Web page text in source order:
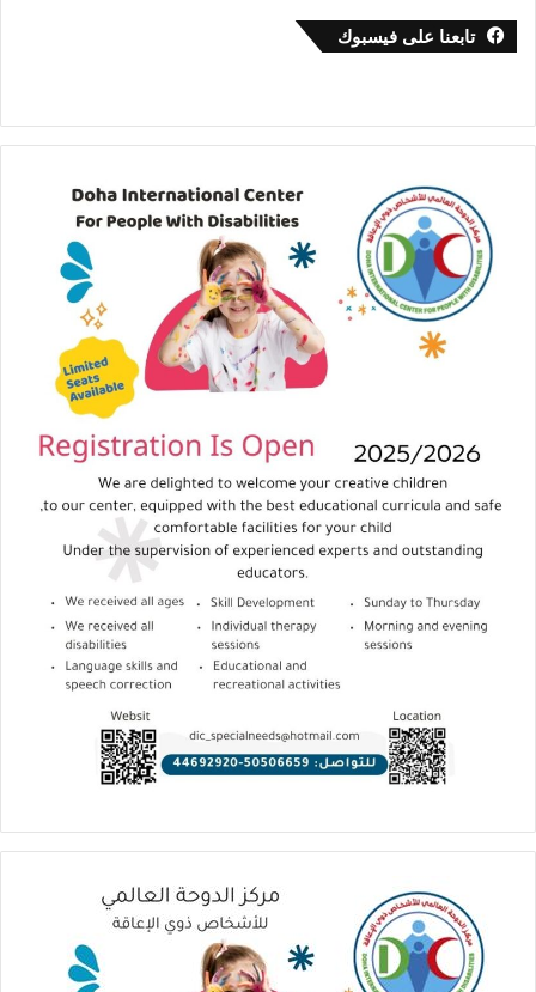
تابعنا على فيسبوك